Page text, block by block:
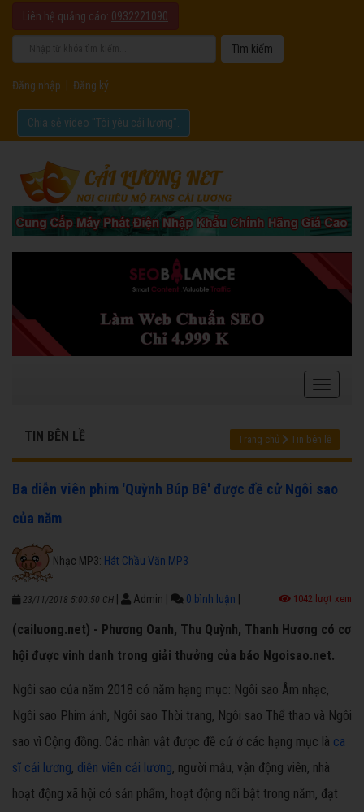
Liên hệ quảng cáo: 0932221090
Đăng nhập Đăng ký
Chia sẻ video "Tôi yêu cải lương".
TIN BÊN LỀ Trang chủ Tin bên lề
Ba diễn viên phim 'Quỳnh Búp Bê' được đề cử Ngôi sao
của năm
Nhạc MP3: Hát Chầu Văn MP3
23/11/2018 5:00:50 CH Admin 0 bình luận 1042 lượt xem
(cailuong.net) - Phương Oanh, Thu Quỳnh, Thanh Hương có cơ
hội được vinh danh trong giải thưởng của báo Ngoisao.net.
Ngôi sao của năm 2018 có năm hạng mục: Ngôi sao Âm nhạc,
Ngôi sao Phim ảnh, Ngôi sao Thời trang, Ngôi sao Thể thao và Ngôi
sao vì Cộng đồng. Các nhân vật được đề cử ở các hạng mục là ca
sĩ cải lương, diễn viên cải lương, người mẫu, vận động viên, nhà
hoạt động xã hội có sản phẩm, hoạt động nổi bật trong năm, đạt